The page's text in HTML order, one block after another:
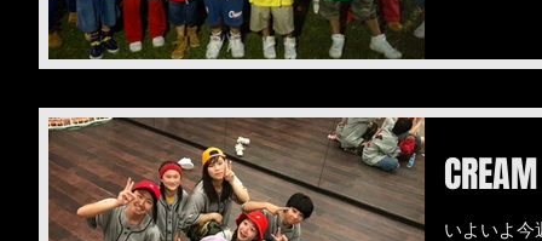
いよいよ今